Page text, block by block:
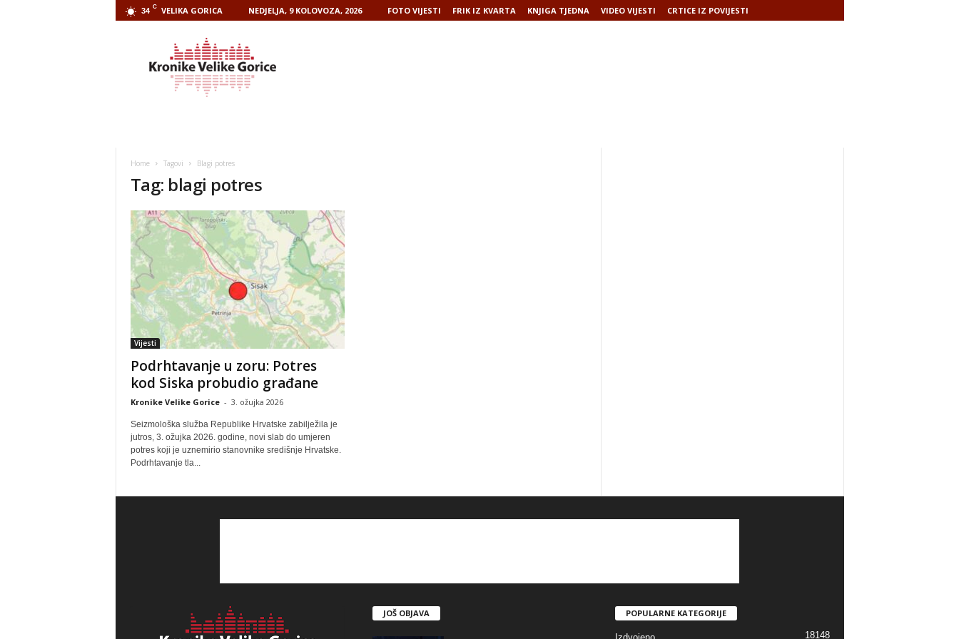
34 C VELIKA GORICA NEDJELJA, 9 KOLOVOZA, 2026 FOTO VIJESTI FRIK IZ KVARTA KNJIGA TJEDNA VIDEO VIJESTI CRTICE IZ POVIJESTI
Home Tagovi Blagi potres
Tag: blagi potres
Vijesti
Podrhtavanje u zoru: Potres
kod Siska probudio građane
Kronike Velike Gorice - 3. ožujka 2026
Seizmološka služba Republike Hrvatske zabilježila je
jutros, 3. ožujka 2026. godine, novi slab do umjeren
potres koji je uznemirio stanovnike središnje Hrvatske.
Podrhtavanje tla...
JOŠ OBJAVA POPULARNE KATEGORIJE
18148